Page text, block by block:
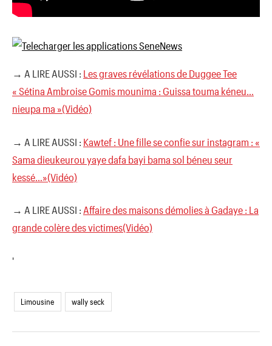
→ A LIRE AUSSI : Les graves révélations de Duggee Tee
« Sétina Ambroise Gomis mounima : Guissa touma kéneu…
nieupa ma »(Vidéo)
→ A LIRE AUSSI : Kawtef : Une fille se confie sur instagram : «
Sama dieukeurou yaye dafa bayi bama sol béneu seur
kessé…»(Vidéo)
→ A LIRE AUSSI : Affaire des maisons démolies à Gadaye : La
grande colère des victimes(Vidéo)
'
Limousine wally seck